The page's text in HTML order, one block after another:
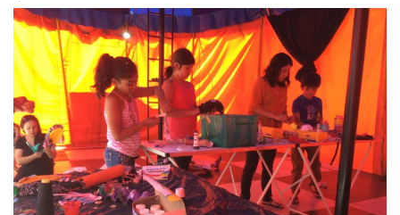
Tribunales
Deporte
Política
Espectáculos